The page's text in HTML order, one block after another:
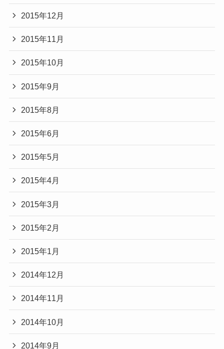
2015年12月
2015年11月
2015年10月
2015年9月
2015年8月
2015年6月
2015年5月
2015年4月
2015年3月
2015年2月
2015年1月
2014年12月
2014年11月
2014年10月
2014年9月